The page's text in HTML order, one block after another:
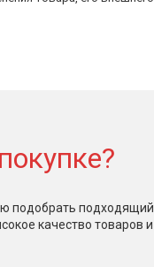
подобрать подходящий
качество товаров